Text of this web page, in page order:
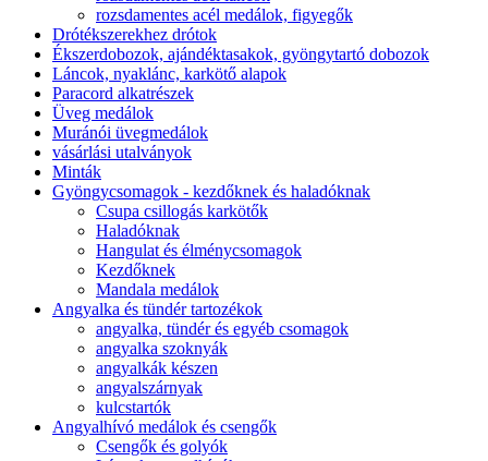
rozsdamentes acél medálok, figyegők
Drótékszerekhez drótok
Ékszerdobozok, ajándéktasakok, gyöngytartó dobozok
Láncok, nyaklánc, karkötő alapok
Paracord alkatrészek
Üveg medálok
Muránói üvegmedálok
vásárlási utalványok
Minták
Gyöngycsomagok - kezdőknek és haladóknak
Csupa csillogás karkötők
Haladóknak
Hangulat és élménycsomagok
Kezdőknek
Mandala medálok
Angyalka és tündér tartozékok
angyalka, tündér és egyéb csomagok
angyalka szoknyák
angyalkák készen
angyalszárnyak
kulcstartók
Angyalhívó medálok és csengők
Csengők és golyók